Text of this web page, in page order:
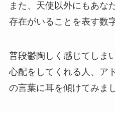
また、天使以外にもあな
存在がいることを表す数
普段鬱陶しく感じてしま
心配をしてくれる人、ア
の言葉に耳を傾けてみま